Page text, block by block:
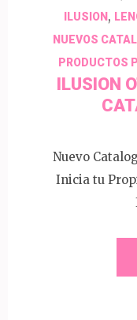
ILUSION,
NUEVOS
PRODUCTOS
ILUSION
Nuevo
Inicia tu